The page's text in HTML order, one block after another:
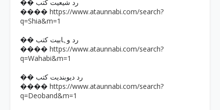
�� رد شیعیت کتب
���� https://www.ataunnabi.com/search?
q=Shia&m=1
�� رد وہابیت کتب
���� https://www.ataunnabi.com/search?
q=Wahabi&m=1
�� رد دیوبندیت کتب
���� https://www.ataunnabi.com/search?
q=Deoband&m=1